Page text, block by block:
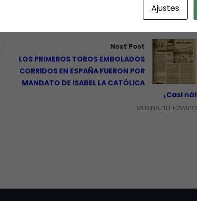
Next Post
LOS PRIMEROS TOROS EMBOLADOS
CORRIDOS EN ESPAÑA FUERON POR
MANDATO DE ISABEL LA CATÓLICA
¡Casi ná!
MEDINA DEL CAMPO
Ajustes